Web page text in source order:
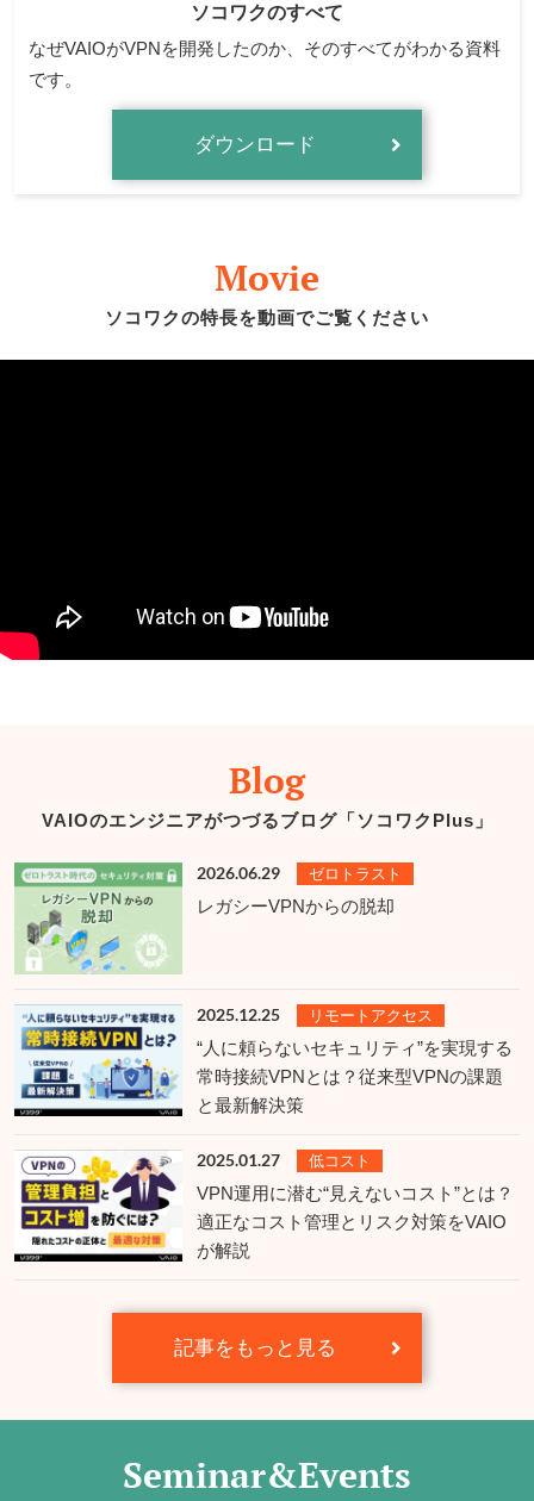
ソコワクのすべて
なぜVAIOがVPNを開発したのか、そのすべてがわかる資料
です。
ダウンロード
Movie
ソコワクの特長を動画でご覧ください
Blog
VAIOのエンジニアがつづるブログ「ソコワクPlus」
2026.06.29 ゼロトラスト
レガシーVPNからの脱却
2025.12.25 リモートアクセス
“人に頼らないセキュリティ”を実現する
常時接続VPNとは？従来型VPNの課題
と最新解決策
2025.01.27 低コスト
VPN運用に潜む“見えないコスト”とは？
適正なコスト管理とリスク対策をVAIO
が解説
記事をもっと見る
Seminar&Events